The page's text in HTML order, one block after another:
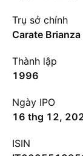
Trụ sở chính
Carate Brianza
Thành lập
1996
Ngày IPO
16 thg 12,
ISIN